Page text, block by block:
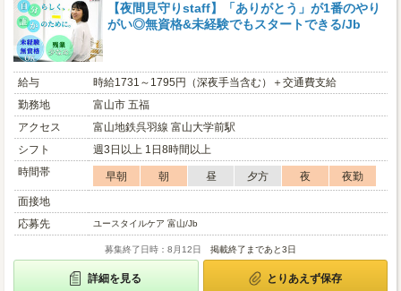
【夜間見守りstaff】「ありがとう」が1番のやり
がい◎無資格&未経験でもスタートできる/Jb
給与
時給1731～1795円（深夜手当含む）＋交通費支給
勤務地
富山市 五福
アクセス
富山地鉄呉羽線 富山大学前駅
シフト
週3日以上 1日8時間以上
時間帯
早朝 朝 昼 夕方 夜
夜勤
面接地
応募先
ユースタイルケア 富山/Jb
募集終了日時：8月12日 掲載終了まであと3日
詳細を見る とりあえず保存